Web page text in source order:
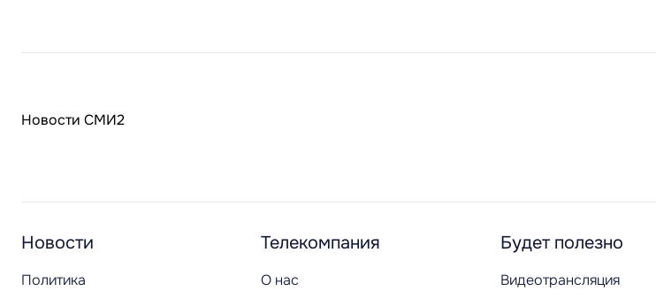
Новости СМИ2
Новости
Политика
Телекомпания
О нас
Будет полезно
Видеотрансляция